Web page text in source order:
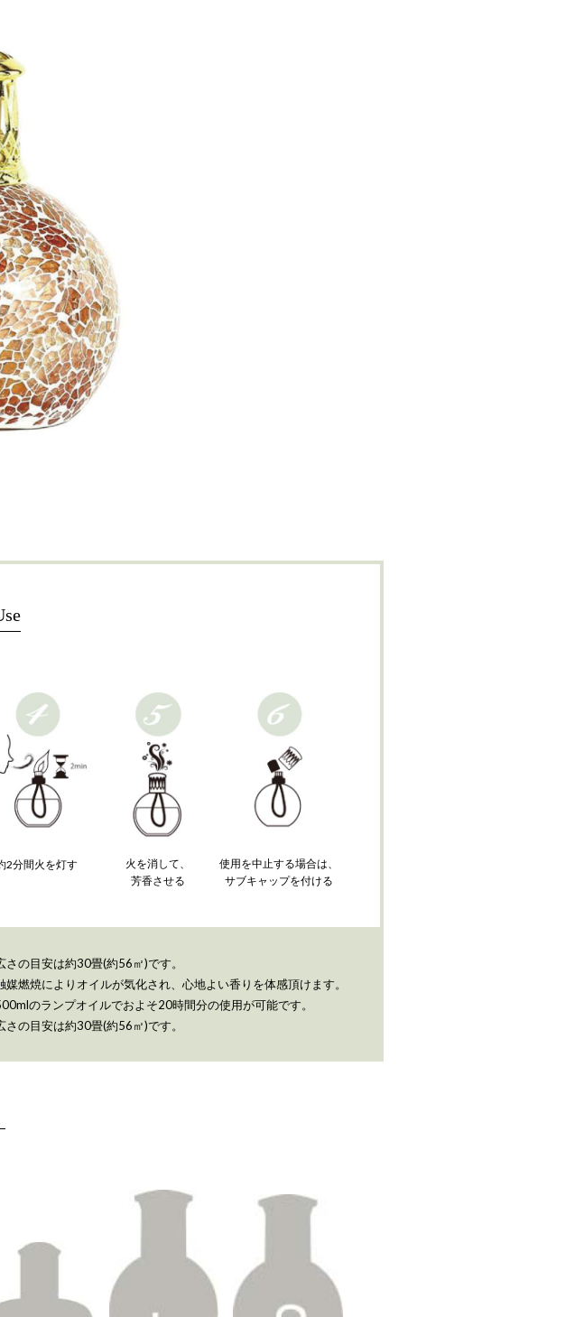
2分間火を灯す
火を消して、
芳香させる
使用を中止する場合は、
サブキャップを付ける
さの目安は約30畳(約56㎡)です。
媒燃焼によりオイルが気化され、心地よい香りを体感頂けます。
のランプオイルでおよそ20時間分の使用が可能です。
さの目安は約30畳(約56㎡)です。